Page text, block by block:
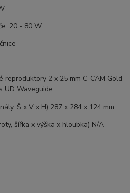
20 - 80 W
reproduktory 2 x 25 mm C-CAM Gold
UD Waveguide
Š x V x H) 287 x 284 x 124 mm
šířka x výška x hloubka) N/A